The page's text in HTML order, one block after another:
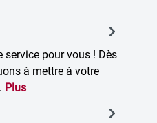
service pour vous ! Dès
à mettre à votre
Plus